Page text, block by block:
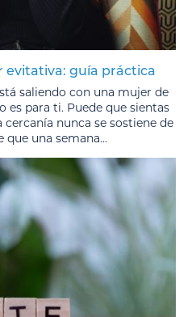
evitativa: guía práctica
saliendo con una mujer de
es para ti. Puede que sientas
nunca se sostiene de
que una semana...